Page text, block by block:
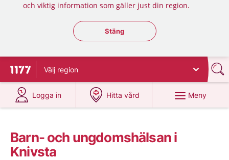
och viktig information som gäller just din region.
Stäng regionsväljaren
Stäng
Till startsidan för 1177
Välj region
Logga in
på 1177.se
Hitta vård
på 1177.se
Meny
Barn- och ungdomshälsan i
Knivsta